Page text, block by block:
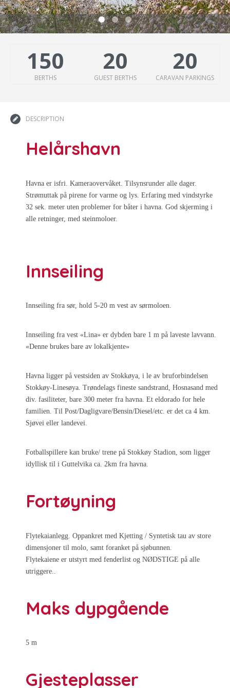
150
BERTHS
20
GUEST BERTHS
20
CARAVAN PARKINGS
DESCRIPTION
Helårshavn
Havna er isfri. Kameraovervåket. Tilsynsrunder alle dager.
Strømuttak på pirene for varme og lys. Erfaring med vindstyrke
32 sek. meter uten problemer for båter i havna. God skjerming i
alle retninger, med steinmoloer.
Innseiling
Innseiling fra sør, hold 5-20 m vest av sørmoloen.
Innseiling fra vest «Lina» er dybden bare 1 m på laveste lavvann.
«Denne brukes bare av lokalkjente»
Havna ligger på vestsiden av Stokkøya, i le av bruforbindelsen
Stokkøy-Linesøya. Trøndelags fineste sandstrand, Hosnasand med
div. fasiliteter, bare 300 meter fra havna. Et eldorado for hele
familien. Til Post/Dagligvare/Bensin/Diesel/etc. er det ca 4 km.
Sjøvei eller landevei.
Fotballspillere kan bruke/ trene på Stokkøy Stadion, som ligger
idyllisk til i Guttelvika ca. 2km fra havna.
Fortøyning
Flytekaianlegg. Oppankret med Kjetting / Syntetisk tau av store
dimensjoner til molo, samt foranket på sjøbunnen.
Flytekaiene er utstyrt med fenderlist og NØDSTIGE på alle
utriggere..
Maks dypgående
5 m
Gjesteplasser